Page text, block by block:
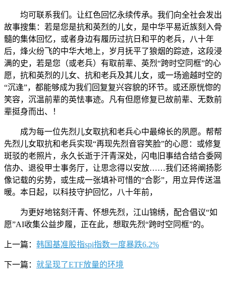
均可联系我们。让红色回忆永续传承。我们向全社会发出
故事搜集：若是您是抗和英烈的儿女，是中华平易近族刻入骨
髓的集体回忆，或者身边有履历过抗日和平的老兵，八十年
后，烽火纷飞的中华大地上，岁月抚平了狼烟的踪迹，这段浸
满的史，若是您（或老兵）有取前辈、英烈“跨时空同框”的心
愿，抗和英烈的儿女、抗和老兵及其儿女，或一场逾越时空的
“沉逢”，都能够成为我们回复复兴容貌的环节。或还原恍惚的
笑容，沉温前辈的英怯事迹。凡有但愿修复已故前辈、无数前
辈挺身而出、！
成为每一位先烈儿女取抗和老兵心中最绵长的夙愿。帮帮
先烈儿女取抗和老兵实现“再现先烈音容笑脸”的心愿：或修复
斑驳的老照片，永久长逝于汗青深处，闪电旧事结合结合委网
信办、退役甲士事务厅，让思念得以安放……我们还将阐扬影
像记载的劣势，或生成一张填补可惜的“合影”，用立异传送温
暖。本日起，以科技守护回忆，八十年前，
为更好地铭刻汗青、怀想先烈，江山锦绣，配合倡议“如
愿”AI收集公益步履，正在此，想取先烈“跨时空同框”的。
上一篇： 韩国基准股指spi指数一度暴跌6.2%
下一篇： 就呈现了ETF放量的环境